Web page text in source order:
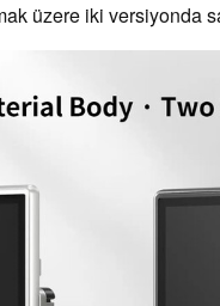
üzere iki versiyonda